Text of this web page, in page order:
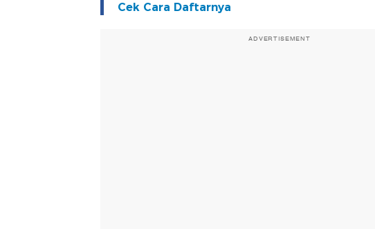
Cek Cara Daftarnya
ADVERTISEMENT